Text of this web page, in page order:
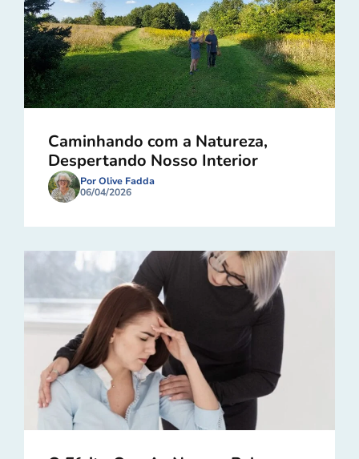
Caminhando com a Natureza,
Despertando Nosso Interior
Por Olive Fadda
06/04/2026